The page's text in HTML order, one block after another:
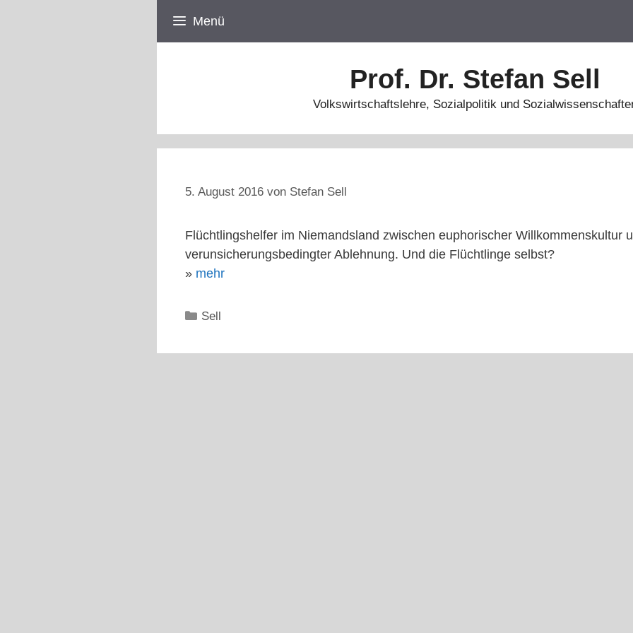
Menü
Prof. Dr. Stefan Sell
Volkswirtschaftslehre, Sozialpolitik und
5. August 2016 von Stefan Sell
Flüchtlingshelfer im Niemandsland zwischen euphorischer Willkommenskultur
verunsicherungsbedingter Ablehnung. Und die Flüchtlinge selbst?
» mehr
Kategorien
Sell